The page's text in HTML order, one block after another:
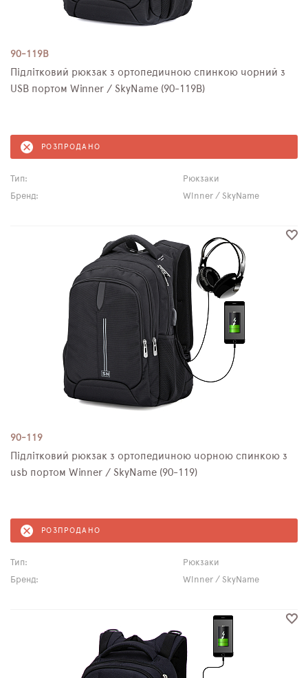
90-119B
Підлітковий рюкзак з ортопедичною спинкою чорний з
USB портом Winner / SkyName (90-119B)
РОЗПРОДАНО
Тип:
Рюкзаки
Бренд:
Winner / SkyName
90-119
Підлітковий рюкзак з ортопедичною чорною спинкою з
usb портом Winner / SkyName (90-119)
РОЗПРОДАНО
Тип:
Рюкзаки
Бренд:
Winner / SkyName